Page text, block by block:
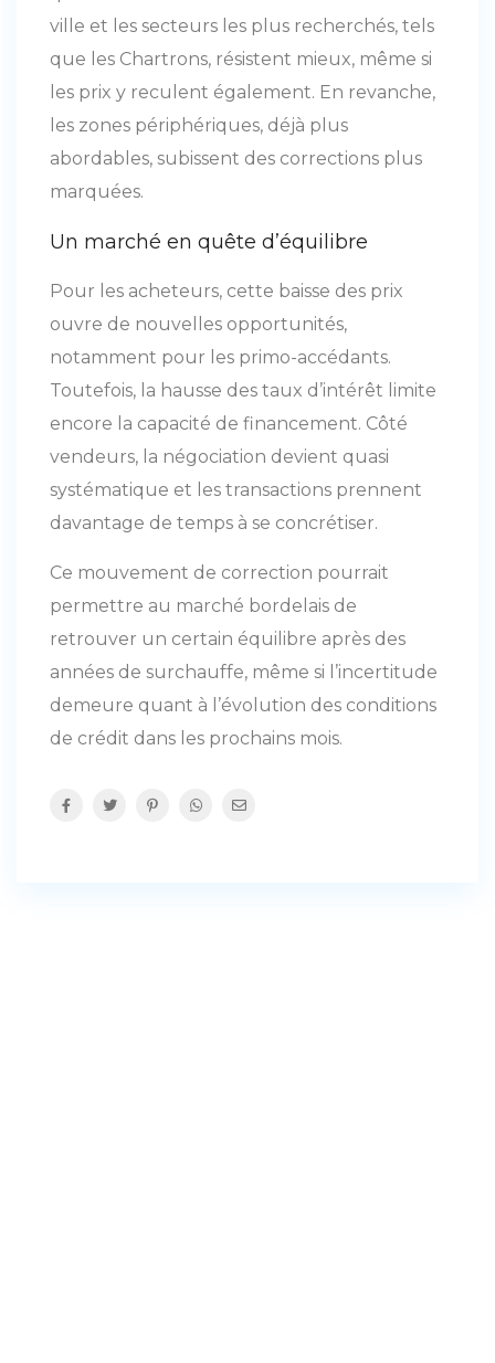
ville et les secteurs les plus recherchés, tels
que les Chartrons, résistent mieux, même si
les prix y reculent également. En revanche,
les zones périphériques, déjà plus
abordables, subissent des corrections plus
marquées.
Un marché en quête d’équilibre
Pour les acheteurs, cette baisse des prix
ouvre de nouvelles opportunités,
notamment pour les primo-accédants.
Toutefois, la hausse des taux d’intérêt limite
encore la capacité de financement. Côté
vendeurs, la négociation devient quasi
systématique et les transactions prennent
davantage de temps à se concrétiser.
Ce mouvement de correction pourrait
permettre au marché bordelais de
retrouver un certain équilibre après des
années de surchauffe, même si l’incertitude
demeure quant à l’évolution des conditions
de crédit dans les prochains mois.